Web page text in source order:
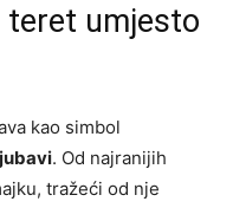
teret umjesto
kao simbol
. Od najranijih
tražeći od nje